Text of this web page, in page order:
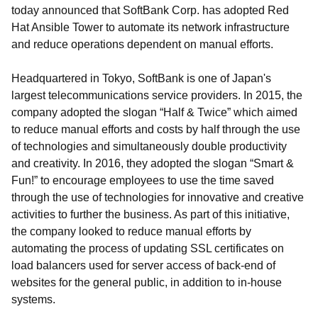
today announced that SoftBank Corp. has adopted Red
Hat Ansible Tower to automate its network infrastructure
and reduce operations dependent on manual efforts.
Headquartered in Tokyo, SoftBank is one of Japan's
largest telecommunications service providers. In 2015, the
company adopted the slogan “Half & Twice” which aimed
to reduce manual efforts and costs by half through the use
of technologies and simultaneously double productivity
and creativity. In 2016, they adopted the slogan “Smart &
Fun!” to encourage employees to use the time saved
through the use of technologies for innovative and creative
activities to further the business. As part of this initiative,
the company looked to reduce manual efforts by
automating the process of updating SSL certificates on
load balancers used for server access of back-end of
websites for the general public, in addition to in-house
systems.